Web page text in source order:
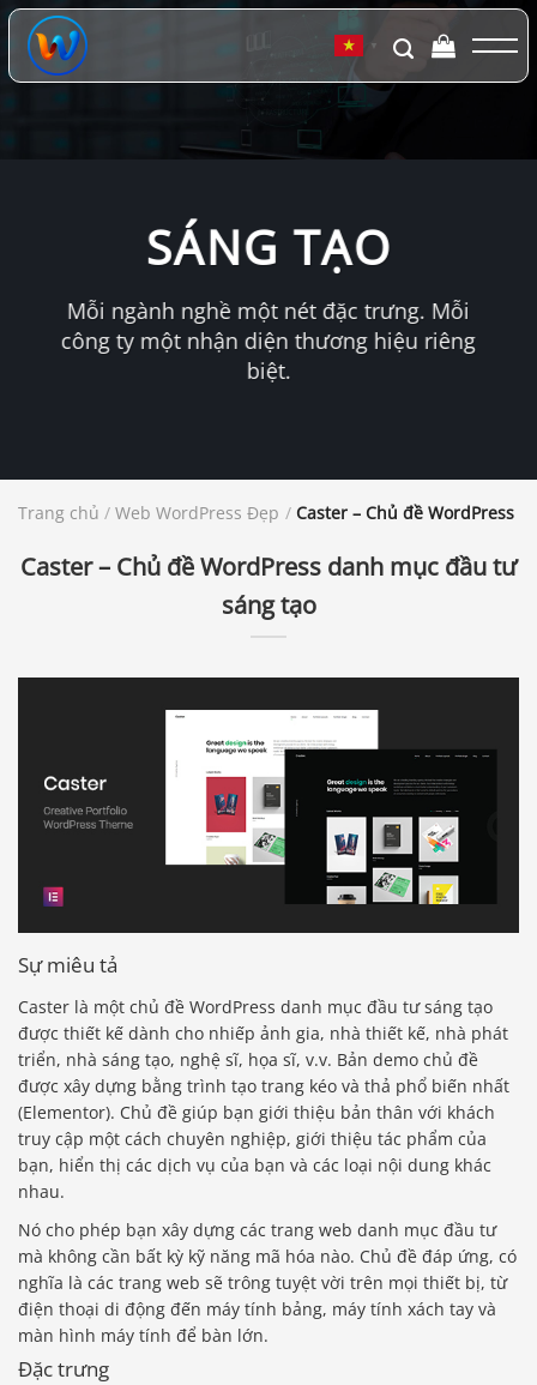
Chuyển
đến
dung
▼
SÁNG TẠO
Mỗi ngành nghề một nét đặc trưng. Mỗi
công ty một nhận diện thương hiệu riêng
biệt.
Trang chủ / Web WordPress Đẹp / Caster – Chủ đề WordPress
Caster – Chủ đề WordPress danh mục đầu tư
sáng tạo
Sự miêu tả
Caster là một chủ đề WordPress danh mục đầu tư sáng tạo
được thiết kế dành cho nhiếp ảnh gia, nhà thiết kế, nhà phát
triển, nhà sáng tạo, nghệ sĩ, họa sĩ, v.v. Bản demo chủ đề
được xây dựng bằng trình tạo trang kéo và thả phổ biến nhất
(Elementor). Chủ đề giúp bạn giới thiệu bản thân với khách
truy cập một cách chuyên nghiệp, giới thiệu tác phẩm của
bạn, hiển thị các dịch vụ của bạn và các loại nội dung khác
nhau.
Nó cho phép bạn xây dựng các trang web danh mục đầu tư
mà không cần bất kỳ kỹ năng mã hóa nào. Chủ đề đáp ứng, có
nghĩa là các trang web sẽ trông tuyệt vời trên mọi thiết bị, từ
điện thoại di động đến máy tính bảng, máy tính xách tay và
màn hình máy tính để bàn lớn.
Đặc trưng